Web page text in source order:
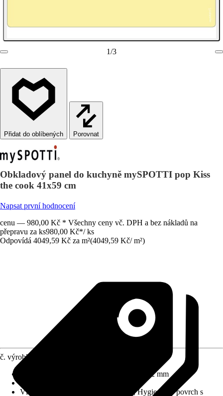
1/3
Porovnat
Obkladový panel do kuchyně mySPOTTI pop Kiss
the cook 41x59 cm
Napsat první hodnocení
cenu — 980,00 Kč * Všechny ceny vč. DPH a bez nákladů na
přepravu za ks980,00 Kč*/ ks
Odpovídá 4049,59 Kč za m²(4049,59 Kč/ m²)
č. výrobku
590 mm x 410 mm x 2 mm
Vlastnosti
Beze spár = méně čištění, Hygienický povrch s